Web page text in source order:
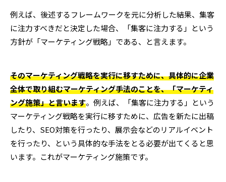
例えば、後述するフレームワークを元に分析した結果、集客
に注力すべきだと決定した場合、「集客に注力する」という
方針が「マーケティング戦略」である、と言えます。
そのマーケティング戦略を実行に移すために、具体的に企業
全体で取り組むマーケティング手法のことを、「マーケティ
ング施策」と言います。例えば、「集客に注力する」という
マーケティング戦略を実行に移すために、広告を新たに出稿
したり、SEO対策を行ったり、展示会などのリアルイベント
を行ったり、という具体的な手法をとる必要が出てくると思
います。これがマーケティング施策です。